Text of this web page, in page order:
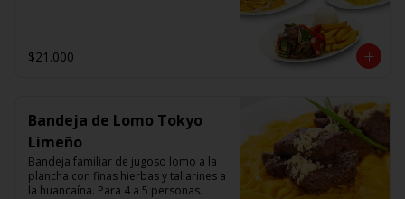
$21.000
Bandeja de Lomo Tokyo
Limeño
Bandeja familiar de jugoso lomo a la
plancha con finas hierbas y tallarines a
la huancaína. Para 4 a 5 personas.